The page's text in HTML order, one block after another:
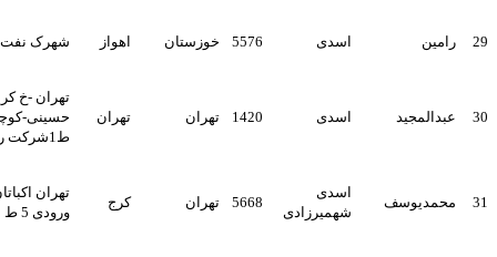
اسدی 5576 خوزستان اهواز شهرک نفت بلوک 2 پ 2041
اسدی 1420 تهران تهران
تهران -خ کریمخان زند-خ
حسینی-کوچه4شرقی-پلاک29-
شهمیرزادی
5668 تهران کرج
تهران اکباتان فاز 2 بلوک 18